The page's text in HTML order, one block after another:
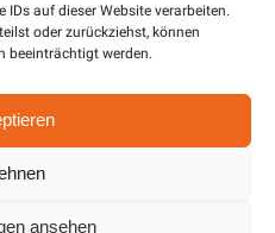
auf dieser Website verarbeiten.
oder zurückziehst, können
beeinträchtigt werden.
ansehen